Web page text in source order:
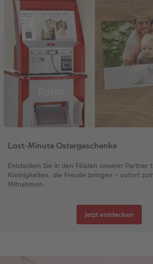
Fotobuch erstellen
Foto-Kochbuch
Neuheiten
CEWE myPhotos
Neuheiten
Extras
Fotos digitalisieren
Neuheiten
Extras
Retro Minis
Neuheiten
CEWE myPhotos
CEWE myPhotos
Neuheiten
CEWE myPhotos
Neuheiten
CEWE myPhotos
Neuheiten
Last-Minute Ostergeschenke
Entdecken Sie in den Filialen unserer
Kleinigkeiten, die Freude bringen – sofort
Mitnehmen.
Jetzt entdecken